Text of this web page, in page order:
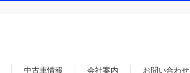
中古車情報 会社案内 お問い合わせ